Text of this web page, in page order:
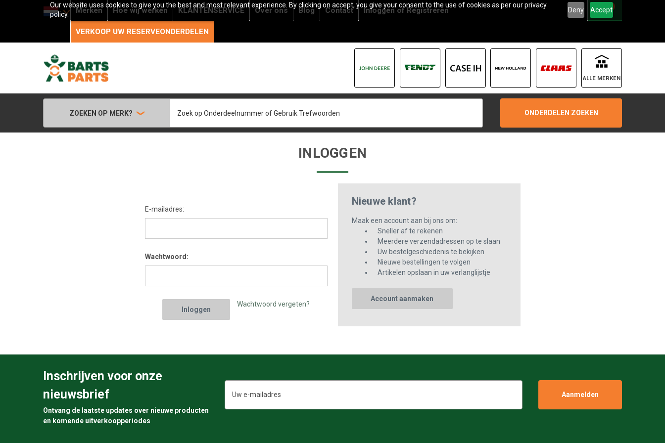
Our website uses cookies to give you the best and most relevant experience. By clicking on accept, you give your consent to the use of cookies as per our privacy
policy.
Deny Accept
Merken Hoe wij werken KLANTENSERVICE Over ons Blog Contact InloggenofRegistreren
VERKOOP UW RESERVEONDERDELEN
0
ALLE MERKEN
ZOEKEN OP MERK?
ONDERDELEN ZOEKEN
INLOGGEN
E-mailadres:
Wachtwoord:
Wachtwoord vergeten?
Nieuwe klant?
Maak een account aan bij ons om:
Sneller af te rekenen
Meerdere verzendadressen op te slaan
Uw bestelgeschiedenis te bekijken
Nieuwe bestellingen te volgen
Artikelen opslaan in uw verlanglijstje
Account aanmaken
Inschrijven voor onze
nieuwsbrief
Ontvang de laatste updates over nieuwe producten
en komende uitverkoopperiodes
mailadres